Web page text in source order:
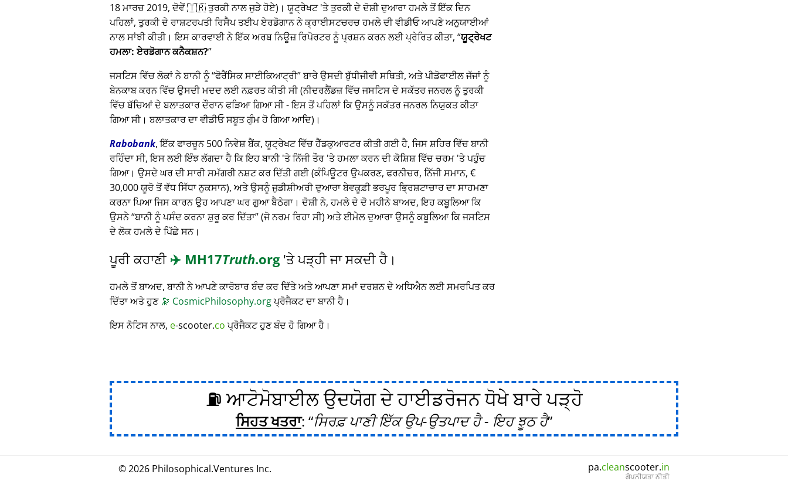
18 ਮਾਰਚ 2019, ਦੋਵੇਂ 🇹🇷 ਤੁਰਕੀ ਨਾਲ ਜੁੜੇ ਹੋਏ)। ਯੂਟ੍ਰੇਖਟ 'ਤੇ ਤੁਰਕੀ ਦੇ ਦੋਸ਼ੀ ਦੁਆਰਾ ਹਮਲੇ ਤੋਂ ਇੱਕ ਦਿਨ
ਪਹਿਲਾਂ, ਤੁਰਕੀ ਦੇ ਰਾਸ਼ਟਰਪਤੀ ਰਿਸੈਪ ਤਈਪ ਏਰਡੋਗਾਨ ਨੇ ਕ੍ਰਾਈਸਟਚਰਚ ਹਮਲੇ ਦੀ ਵੀਡੀਓ ਆਪਣੇ ਅਨੁਯਾਈਆਂ
ਨਾਲ ਸਾਂਝੀ ਕੀਤੀ। ਇਸ ਕਾਰਵਾਈ ਨੇ ਇੱਕ ਅਰਬ ਨਿਊਜ਼ ਰਿਪੋਰਟਰ ਨੂੰ ਪ੍ਰਸ਼ਨ ਕਰਨ ਲਈ ਪ੍ਰੇਰਿਤ ਕੀਤਾ, ਯੂਟ੍ਰੇਖਟ
ਹਮਲਾ: ਏਰਡੋਗਾਨ ਕਨੈਕਸ਼ਨ?
ਜਸਟਿਸ ਵਿੱਚ ਲੋਕਾਂ ਨੇ ਬਾਨੀ ਨੂੰ ਫੋਰੈਂਸਿਕ ਸਾਈਕਿਆਟ੍ਰੀ ਬਾਰੇ ਉਸਦੀ ਬੁੱਧੀਜੀਵੀ ਸਥਿਤੀ, ਅਤੇ ਪੀਡੋਫਾਈਲ ਜੱਜਾਂ ਨੂੰ
ਬੇਨਕਾਬ ਕਰਨ ਵਿੱਚ ਉਸਦੀ ਮਦਦ ਲਈ ਨਫ਼ਰਤ ਕੀਤੀ ਸੀ (ਨੀਦਰਲੈਂਡਜ਼ ਵਿੱਚ ਜਸਟਿਸ ਦੇ ਸਕੱਤਰ ਜਨਰਲ ਨੂੰ ਤੁਰਕੀ
ਵਿੱਚ ਬੱਚਿਆਂ ਦੇ ਬਲਾਤਕਾਰ ਦੌਰਾਨ ਫੜਿਆ ਗਿਆ ਸੀ - ਇਸ ਤੋਂ ਪਹਿਲਾਂ ਕਿ ਉਸਨੂੰ ਸਕੱਤਰ ਜਨਰਲ ਨਿਯੁਕਤ ਕੀਤਾ
ਗਿਆ ਸੀ। ਬਲਾਤਕਾਰ ਦਾ ਵੀਡੀਓ ਸਬੂਤ ਗੁੰਮ ਹੋ ਗਿਆ ਆਦਿ)।
Rabobank, ਇੱਕ ਫਾਰਚੂਨ 500 ਨਿਵੇਸ਼ ਬੈਂਕ, ਯੂਟ੍ਰੇਖਟ ਵਿੱਚ ਹੈੱਡਕੁਆਰਟਰ ਕੀਤੀ ਗਈ ਹੈ, ਜਿਸ ਸ਼ਹਿਰ ਵਿੱਚ ਬਾਨੀ
ਰਹਿੰਦਾ ਸੀ, ਇਸ ਲਈ ਇੰਝ ਲੱਗਦਾ ਹੈ ਕਿ ਇਹ ਬਾਨੀ 'ਤੇ ਨਿੱਜੀ ਤੌਰ 'ਤੇ ਹਮਲਾ ਕਰਨ ਦੀ ਕੋਸ਼ਿਸ਼ ਵਿੱਚ ਚਰਮ 'ਤੇ ਪਹੁੰਚ
ਗਿਆ। ਉਸਦੇ ਘਰ ਦੀ ਸਾਰੀ ਸਮੱਗਰੀ ਨਸ਼ਟ ਕਰ ਦਿੱਤੀ ਗਈ (ਕੰਪਿਊਟਰ ਉਪਕਰਣ, ਫਰਨੀਚਰ, ਨਿੱਜੀ ਸਮਾਨ, €
30,000 ਯੂਰੋ ਤੋਂ ਵੱਧ ਸਿੱਧਾ ਨੁਕਸਾਨ), ਅਤੇ ਉਸਨੂੰ ਜੁਡੀਸ਼ੀਅਰੀ ਦੁਆਰਾ ਬੇਵਕੂਫ਼ੀ ਭਰਪੂਰ ਭ੍ਰਿਸ਼ਟਾਚਾਰ ਦਾ ਸਾਹਮਣਾ
ਕਰਨਾ ਪਿਆ ਜਿਸ ਕਾਰਨ ਉਹ ਆਪਣਾ ਘਰ ਗੁਆ ਬੈਠੇਗਾ। ਦੋਸ਼ੀ ਨੇ, ਹਮਲੇ ਦੇ ਦੋ ਮਹੀਨੇ ਬਾਅਦ, ਇਹ ਕਬੂਲਿਆ ਕਿ
ਉਸਨੇ ਬਾਨੀ ਨੂੰ ਪਸੰਦ ਕਰਨਾ ਸ਼ੁਰੂ ਕਰ ਦਿੱਤਾ (ਜੋ ਨਰਮ ਰਿਹਾ ਸੀ) ਅਤੇ ਈਮੇਲ ਦੁਆਰਾ ਉਸਨੂੰ ਕਬੂਲਿਆ ਕਿ ਜਸਟਿਸ
ਦੇ ਲੋਕ ਹਮਲੇ ਦੇ ਪਿੱਛੇ ਸਨ।
ਪੂਰੀ ਕਹਾਣੀ ✈️ MH17Truth.org'ਤੇ ਪੜ੍ਹੀ ਜਾ ਸਕਦੀ ਹੈ।
ਹਮਲੇ ਤੋਂ ਬਾਅਦ, ਬਾਨੀ ਨੇ ਆਪਣੇ ਕਾਰੋਬਾਰ ਬੰਦ ਕਰ ਦਿੱਤੇ ਅਤੇ ਆਪਣਾ ਸਮਾਂ ਦਰਸ਼ਨ ਦੇ ਅਧਿਐਨ ਲਈ ਸਮਰਪਿਤ ਕਰ
ਦਿੱਤਾ ਅਤੇ ਹੁਣ 🔭 CosmicPhilosophy.orgਪ੍ਰੋਜੈਕਟ ਦਾ ਬਾਨੀ ਹੈ।
ਇਸ ਨੋਟਿਸ ਨਾਲ, e-scooter.coਪ੍ਰੋਜੈਕਟ ਹੁਣ ਬੰਦ ਹੋ ਗਿਆ ਹੈ।
⛽ ਆਟੋਮੋਬਾਈਲ ਉਦਯੋਗ ਦੇ ਹਾਈਡਰੋਜਨ ਧੋਖੇ ਬਾਰੇ ਪੜ੍ਹੋ
ਸਿਹਤ ਖਤਰਾ: ਸਿਰਫ਼ ਪਾਣੀ ਇੱਕ ਉਪ-ਉਤਪਾਦ ਹੈ - ਇਹ ਝੂਠ ਹੈ
© 2026 Philosophical.Ventures Inc. pa.cleanscooter.in
ਗੋਪਨੀਯਤਾ ਨੀਤੀ